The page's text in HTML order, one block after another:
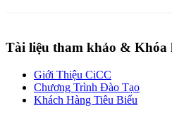
Tài liệu tham khảo & Khóa
Giới Thiệu CiCC
Chương Trình Đào Tạo
Khách Hàng Tiêu Biểu